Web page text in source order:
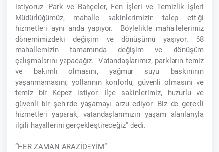
istiyoruz. Park ve Bahçeler, Fen İşleri ve Temizlik İşleri
Müdürlüğümüz, mahalle sakinlerimizin talep ettiği
hizmetleri aynı anda yapıyor. Böylelikle mahallelerimiz
dönemimizdeki değişim ve dönüşümü yaşıyor. 68
mahallemizin tamamında değişim ve dönüşüm
çalışmalarını yapacağız. Vatandaşlarımız, parkların temiz
ve bakımlı olmasını, yağmur suyu baskınının
yaşanmamasını, yollarının konforlu, güvenli olmasını ve
temiz bir Kepez istiyor. İlçe sakinlerimiz, huzurlu ve
güvenli bir şehirde yaşamayı arzu ediyor. Biz de gerekli
hizmetleri yaparak, vatandaşlarımızın yaşam alanlarıyla
ilgili hayallerini gerçekleştireceğiz” dedi.
“HER ZAMAN ARAZİDEYİM”